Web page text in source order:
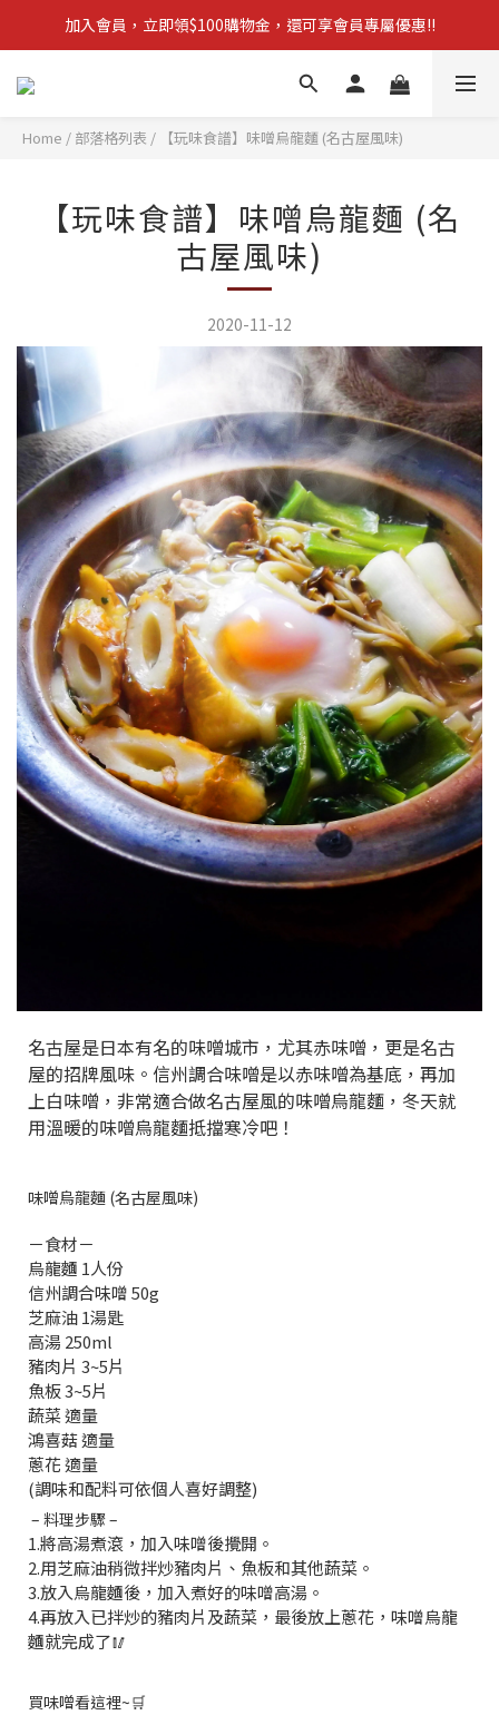
【新品上市】拋棄型簡易廁所 防災必備!
加入會員，立即領$100購物金，還可享會員專屬優惠!!
訂單滿$1,600，立即享免運優惠
【新品上市】拋棄型簡易廁所 防災必備!
Home / 部落格列表 / 【玩味食譜】味噌烏龍麵 (名古屋風味)
【玩味食譜】味噌烏龍麵 (名
古屋風味)
2020-11-12
名古屋是日本有名的味噌城市，尤其赤味噌，更是名古
屋的招牌風味。信州調合味噌是以赤味噌為基底，再加
上白味噌，非常適合做名古屋風的味噌烏龍麵，冬天就
用溫暖的味噌烏龍麵抵擋寒冷吧！
味噌烏龍麵 (名古屋風味)
－食材－
烏龍麵 1人份
信州調合味噌 50g
芝麻油 1湯匙
高湯 250ml
豬肉片 3~5片
魚板 3~5片
蔬菜 適量
鴻喜菇 適量
蔥花 適量
(調味和配料可依個人喜好調整)
– 料理步驟 –
1.將高湯煮滾，加入味噌後攪開。
2.用芝麻油稍微拌炒豬肉片、魚板和其他蔬菜。
3.放入烏龍麵後，加入煮好的味噌高湯。
4.再放入已拌炒的豬肉片及蔬菜，最後放上蔥花，味噌烏龍
麵就完成了🥢
買味噌看這裡~🛒